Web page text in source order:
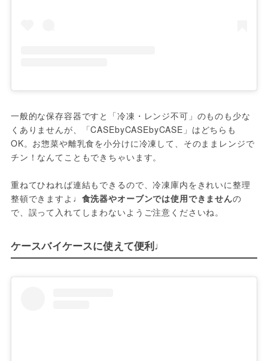
一般的な保存容器ですと「冷凍・レンジ不可」のものも少な
くありませんが、「CASEbyCASEbyCASE」はどちらも
OK。お惣菜や離乳食を小分けに冷凍して、そのままレンジで
チン！なんてこともできちゃいます。
重ねてひねれば連結もできるので、冷凍庫内をきれいに整理
整頓できますよ♩ 食洗器やオーブンでは使用できませんの
ケースバイケースに使えて便利♩